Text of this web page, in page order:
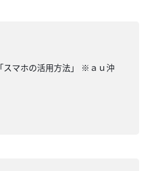
スマホの活用方法」 ※ａｕ沖